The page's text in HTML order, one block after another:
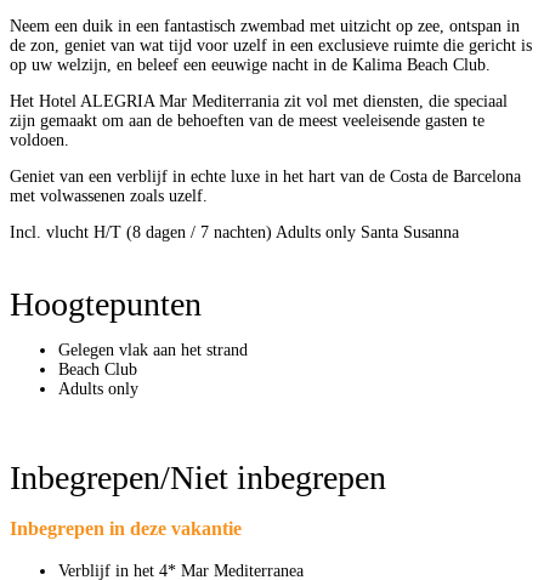
Neem een ​​duik in een fantastisch zwembad met uitzicht op zee, ontspan in
de zon, geniet van wat tijd voor uzelf in een exclusieve ruimte die gericht is
op uw welzijn, en beleef een eeuwige nacht in de Kalima Beach Club.
Het Hotel ALEGRIA Mar Mediterrania zit vol met diensten, die speciaal
zijn gemaakt om aan de behoeften van de meest veeleisende gasten te
voldoen.
Geniet van een verblijf in echte luxe in het hart van de Costa de Barcelona
met volwassenen zoals uzelf.
Incl. vlucht H/T (8 dagen / 7 nachten) Adults only Santa Susanna
Hoogtepunten
Gelegen vlak aan het strand
Beach Club
Adults only
Inbegrepen/Niet inbegrepen
Inbegrepen in deze vakantie
Verblijf in het 4* Mar Mediterranea